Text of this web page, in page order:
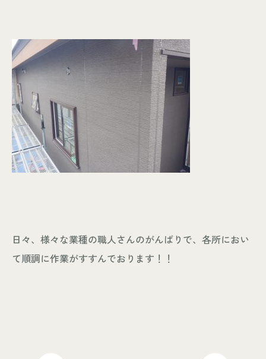
日々、様々な業種の職人さんのがんばりで、各所におい
て順調に作業がすすんでおります！！